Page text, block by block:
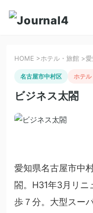
HOME >ホテル・旅館 >
名古屋市中村区 ホテ
ビジネス太閤
愛知県名古屋市中
閤。H31年3月リ
歩７分。大型スー